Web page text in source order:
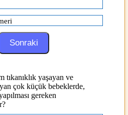
tıkanıklık yaşayan ve
çok küçük bebeklerde,
gereken